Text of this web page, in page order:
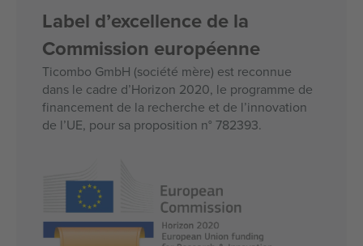
Label d’excellence de la
Commission européenne
Ticombo GmbH (société mère) est reconnue
dans le cadre d’Horizon 2020, le programme de
financement de la recherche et de l’innovation
de l’UE, pour sa proposition n° 782393.